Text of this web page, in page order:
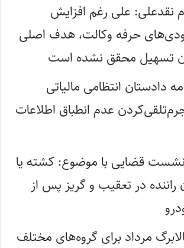
نقدعلی: علی رغم افزایش
حرفه وکالت، هدف اصلی
تسهیل محقق نشده است
دادستان انتظامی مالیاتی
عدم انطباق اطلاعات
قضایی با موضوع: کشته یا
در تعقیب و گریز پس از
مرداد برای گروه‌های مختلف